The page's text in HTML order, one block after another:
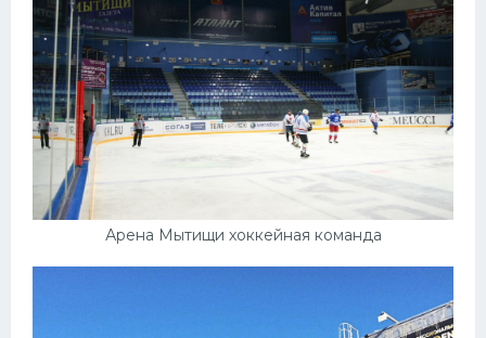
Арена Мытищи хоккейная команда